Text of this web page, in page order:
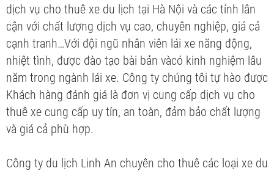
dịch vụ cho thuê xe du lịch tại Hà Nội và các tỉnh lân
cận với chất lượng dịch vụ cao, chuyên nghiệp, giá cả
cạnh tranh…Với đội ngũ nhân viên lái xe năng động,
nhiệt tình, được đào tạo bài bản vàcó kinh nghiệm lâu
năm trong ngành lái xe. Công ty chúng tôi tự hào được
Khách hàng đánh giá là đơn vị cung cấp dịch vụ cho
thuê xe cung cấp uy tín, an toàn, đảm bảo chất lượng
và giá cả phù hợp.
Công ty du lịch Linh An chuyên cho thuê các loại xe du